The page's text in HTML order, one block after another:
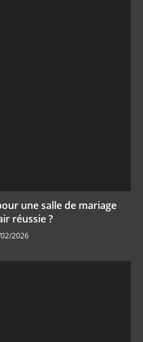
une salle de mariage
réussie ?
2026